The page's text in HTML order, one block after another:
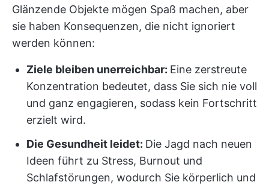
Glänzende Objekte mögen Spaß machen, aber
sie haben Konsequenzen, die nicht ignoriert
werden können:
Ziele bleiben unerreichbar: Eine zerstreute
Konzentration bedeutet, dass Sie sich nie voll
und ganz engagieren, sodass kein Fortschritt
erzielt wird.
Die Gesundheit leidet: Die Jagd nach neuen
Ideen führt zu Stress, Burnout und
Schlafstörungen, wodurch Sie körperlich und